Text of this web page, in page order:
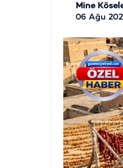
Mine
06 Ağu